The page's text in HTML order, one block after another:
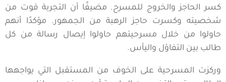
كسر الحاجز والخروج للمسرح. مضيفًا أن التجربة قوت من
شخصيته وكسرت حاجز الرهبة من الجمهور. مؤكدًا أنهم
حاولوا من خلال مسرحيتهم حاولوا إيصال رسالة من كل
طالب بين التفاؤل واليأس.
وركزت المسرحية على الخوف من المستقبل التي يواجهها